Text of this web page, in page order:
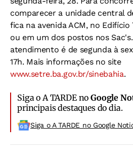
comparecer a unidade central
fica na avenida ACM, no
ou em um dos postos nos
atendimento é de segunda à
17h. Mais informações no site
www.setre.ba.gov.br/sinebahia.
Siga o A TARDE noGoogle
principais destaques do dia.
Siga o A TARDE no Google